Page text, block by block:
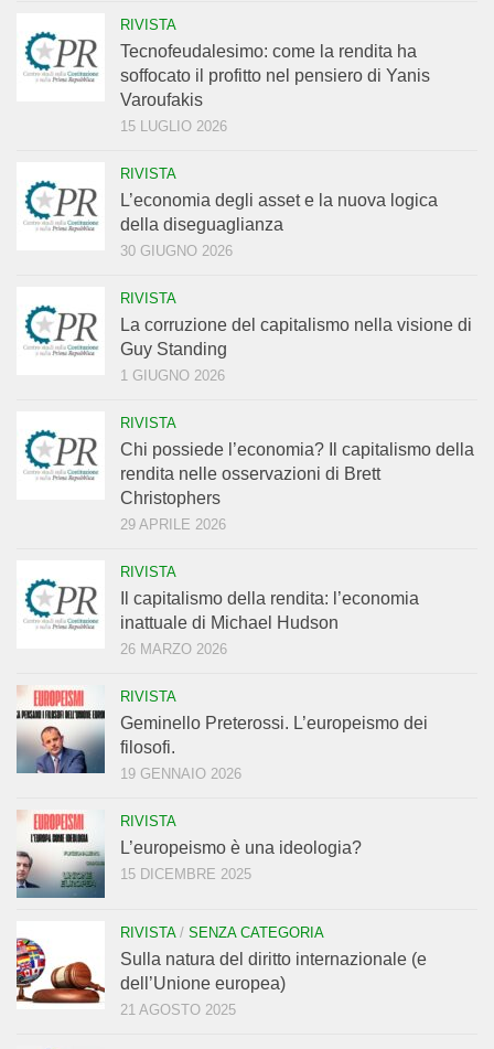
RIVISTA
Tecnofeudalesimo: come la rendita ha
soffocato il profitto nel pensiero di Yanis
Varoufakis
15 LUGLIO 2026
RIVISTA
L’economia degli asset e la nuova logica
della diseguaglianza
30 GIUGNO 2026
RIVISTA
La corruzione del capitalismo nella visione di
Guy Standing
1 GIUGNO 2026
RIVISTA
Chi possiede l’economia? Il capitalismo della
rendita nelle osservazioni di Brett
Christophers
29 APRILE 2026
RIVISTA
Il capitalismo della rendita: l’economia
inattuale di Michael Hudson
26 MARZO 2026
RIVISTA
Geminello Preterossi. L’europeismo dei
filosofi.
19 GENNAIO 2026
RIVISTA
L’europeismo è una ideologia?
15 DICEMBRE 2025
RIVISTA/ SENZA CATEGORIA
Sulla natura del diritto internazionale (e
dell’Unione europea)
21 AGOSTO 2025